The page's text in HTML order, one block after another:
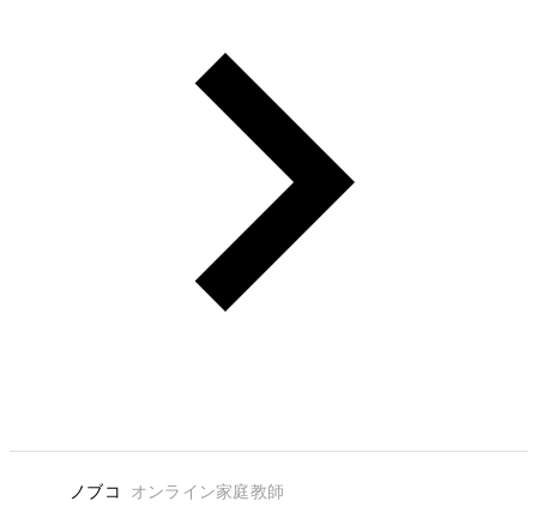
ノブコ オンライン家庭教師